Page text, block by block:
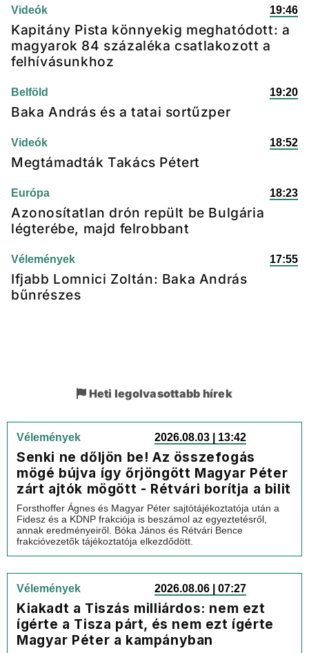
Videók 19:46
Kapitány Pista könnyekig meghatódott: a
magyarok 84 százaléka csatlakozott a
felhívásunkhoz
Belföld 19:20
Baka András és a tatai sortűzper
Videók 18:52
Megtámadták Takács Pétert
Európa 18:23
Azonosítatlan drón repült be Bulgária
légterébe, majd felrobbant
Vélemények 17:55
Ifjabb Lomnici Zoltán: Baka András
bűnrészes
Heti legolvasottabb hírek
Vélemények 2026.08.03 | 13:42
Senki ne dőljön be! Az összefogás
mögé bújva így őrjöngött Magyar Péter
zárt ajtók mögött - Rétvári borítja a bilit
Forsthoffer Ágnes és Magyar Péter sajtótájékoztatója után a
Fidesz és a KDNP frakciója is beszámol az egyeztetésről,
annak eredményeiről. Bóka János és Rétvári Bence
frakcióvezetők tájékoztatója elkezdődött.
Vélemények 2026.08.06 | 07:27
Kiakadt a Tiszás milliárdos: nem ezt
ígérte a Tisza párt, és nem ezt ígérte
Magyar Péter a kampányban